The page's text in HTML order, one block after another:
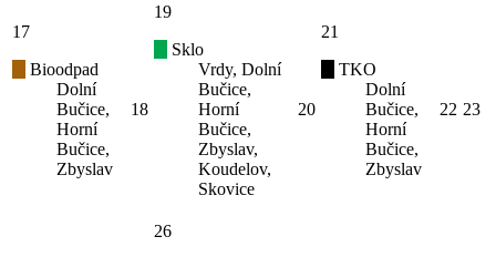
17
Bioodpad
Dolní
Bučice,
Horní
Bučice,
Zbyslav
18
19
Sklo
Vrdy, Dolní
Bučice,
Horní
Bučice,
Zbyslav,
Koudelov,
Skovice
20
21
TKO
Dolní
Bučice,
Horní
Bučice,
Zbyslav
22 23
26